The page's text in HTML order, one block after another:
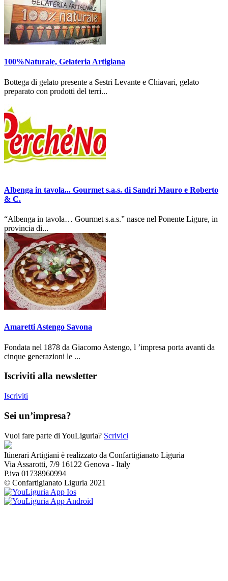
100%Naturale, Gelateria Artigiana
Bottega di gelato presente a Sestri Levante e Chiavari, gelato
preparato con prodotti del terri...
Albenga in tavola... Gourmet s.a.s. di Sandri Mauro e Roberto
& C.
“Albenga in tavola… Gourmet s.a.s.” nasce nel Ponente Ligure, in
provincia di...
Amaretti Astengo Savona
Fondata nel 1878 da Giacomo Astengo, l ’impresa porta avanti da
cinque generazioni le ...
Iscriviti alla newsletter
Iscriviti
Sei un’impresa?
Vuoi fare parte di YouLiguria? Scrivici
Itinerari Artigiani è realizzato da Confartigianato Liguria
Via Assarotti, 7/9 16122 Genova - Italy
P.iva 01738960994
© Confartigianato Liguria 2021